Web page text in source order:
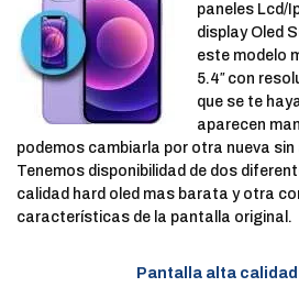
paneles Lcd/
display Oled
este modelo
5.4″ con
que se te
aparecen
podemos cambiarla por otra nueva
Tenemos disponibilidad de dos
calidad hard oled mas barata y otra
características de la pantalla original.
Pantalla alta